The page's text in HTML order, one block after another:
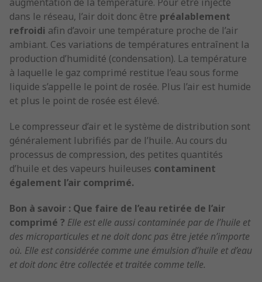
dans le réseau, l’air doit donc être préalablement
refroidi afin d’avoir une température proche de l’air
ambiant. Ces variations de températures entraînent la
production d’humidité (condensation). La température
à laquelle le gaz comprimé restitue l’eau sous forme
liquide s’appelle le point de rosée. Plus l’air est humide
et plus le point de rosée est élevé.
Le compresseur d’air et le système de distribution sont
généralement lubrifiés par de l’huile. Au cours du
processus de compression, des petites quantités
d’huile et des vapeurs huileuses contaminent
également l’air comprimé.
Bon à savoir : Que faire de l’eau retirée de l’air
comprimé ? Elle est elle aussi contaminée par de l’huile et
des microparticules et ne doit donc pas être jetée n’importe
où. Elle est considérée comme une émulsion d’huile et d’eau
et doit donc être collectée et traitée comme telle.